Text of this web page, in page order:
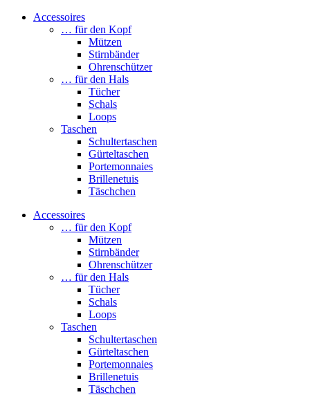
Accessoires
… für den Kopf
Mützen
Stirnbänder
Ohrenschützer
… für den Hals
Tücher
Schals
Loops
Taschen
Schultertaschen
Gürteltaschen
Portemonnaies
Brillenetuis
Täschchen
Accessoires
… für den Kopf
Mützen
Stirnbänder
Ohrenschützer
… für den Hals
Tücher
Schals
Loops
Taschen
Schultertaschen
Gürteltaschen
Portemonnaies
Brillenetuis
Täschchen